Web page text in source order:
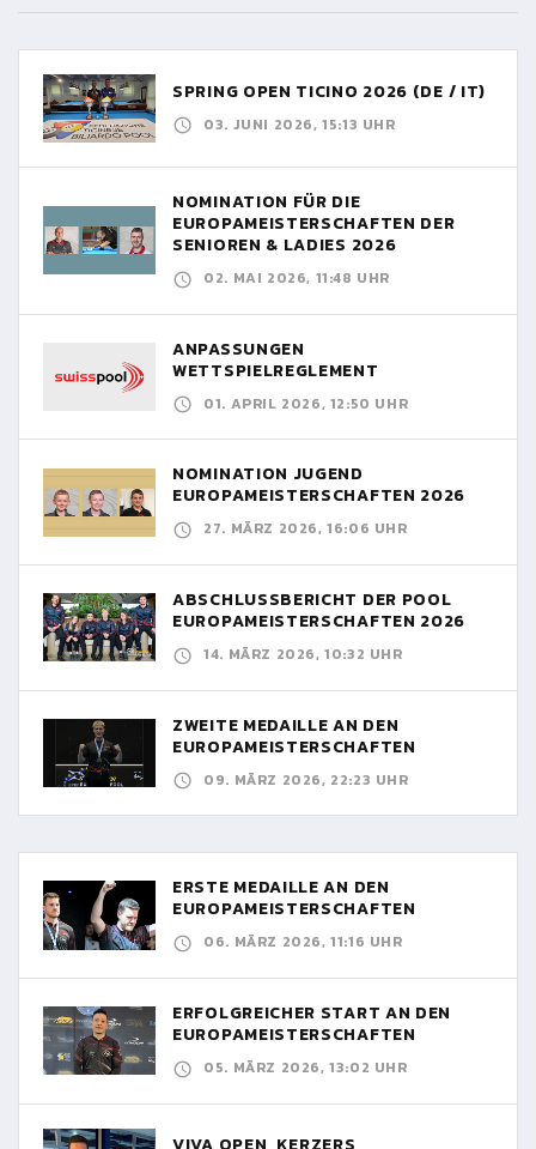
SPRING OPEN TICINO 2026 (DE / IT)
03. JUNI 2026, 15:13 UHR
NOMINATION FÜR DIE
EUROPAMEISTERSCHAFTEN DER
SENIOREN & LADIES 2026
02. MAI 2026, 11:48 UHR
ANPASSUNGEN
WETTSPIELREGLEMENT
01. APRIL 2026, 12:50 UHR
NOMINATION JUGEND
EUROPAMEISTERSCHAFTEN 2026
27. MÄRZ 2026, 16:06 UHR
ABSCHLUSSBERICHT DER POOL
EUROPAMEISTERSCHAFTEN 2026
14. MÄRZ 2026, 10:32 UHR
ZWEITE MEDAILLE AN DEN
EUROPAMEISTERSCHAFTEN
09. MÄRZ 2026, 22:23 UHR
ERSTE MEDAILLE AN DEN
EUROPAMEISTERSCHAFTEN
06. MÄRZ 2026, 11:16 UHR
ERFOLGREICHER START AN DEN
EUROPAMEISTERSCHAFTEN
05. MÄRZ 2026, 13:02 UHR